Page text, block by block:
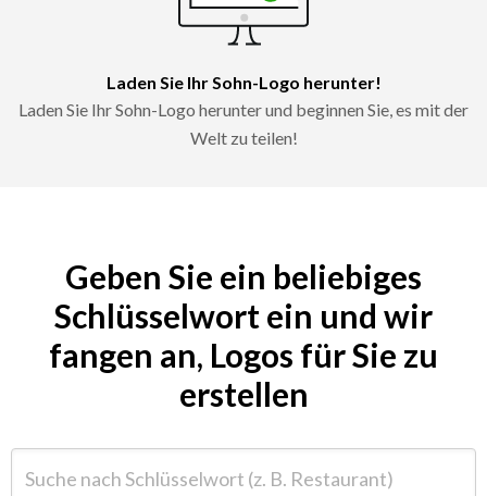
Laden Sie Ihr Sohn-Logo herunter!
Laden Sie Ihr Sohn-Logo herunter und beginnen Sie, es mit der
Welt zu teilen!
Geben Sie ein beliebiges
Schlüsselwort ein und wir
fangen an, Logos für Sie zu
erstellen